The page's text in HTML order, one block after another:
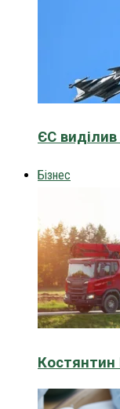
ЄС
Бізнес
Костянтин